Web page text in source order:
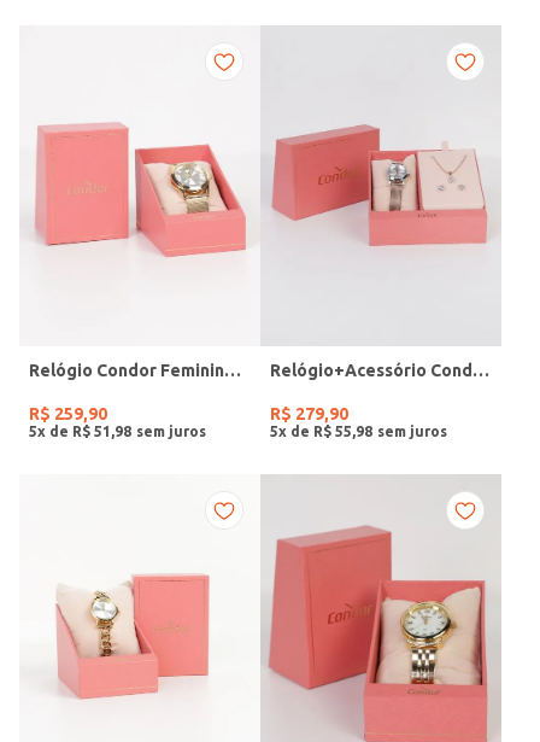
Relógio Condor Feminino DOURADO
R$ 259,90
5x de R$ 51 98
Relógio+Acessório Condor Feminino ROSE
R$ 279,90
5x de R$ 55 98